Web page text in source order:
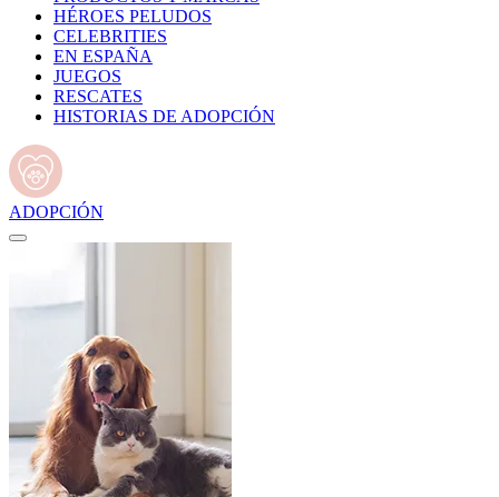
HÉROES PELUDOS
CELEBRITIES
EN ESPAÑA
JUEGOS
RESCATES
HISTORIAS DE ADOPCIÓN
ADOPCIÓN